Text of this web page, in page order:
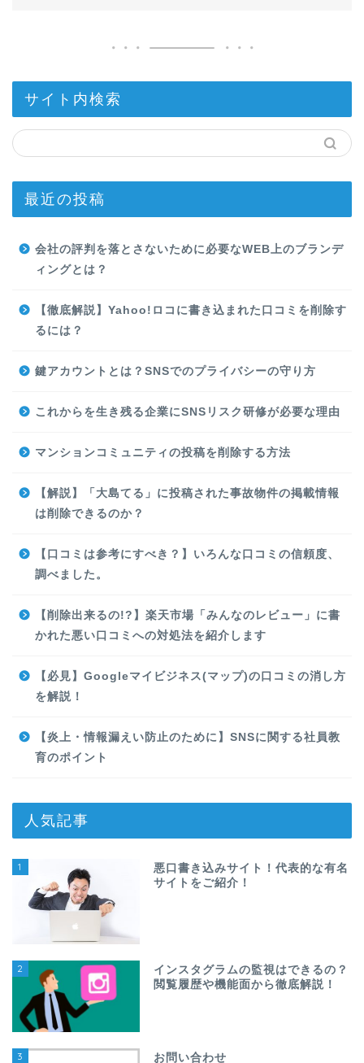
サイト内検索
最近の投稿
会社の評判を落とさないために必要なWEB上のブランデ
ィングとは？
【徹底解説】Yahoo!ロコに書き込まれた口コミを削除す
るには？
鍵アカウントとは？SNSでのプライバシーの守り方
これからを生き残る企業にSNSリスク研修が必要な理由
マンションコミュニティの投稿を削除する方法
【解説】「大島てる」に投稿された事故物件の掲載情報
は削除できるのか？
【口コミは参考にすべき？】いろんな口コミの信頼度、
調べました。
【削除出来るの!?】楽天市場「みんなのレビュー」に書
かれた悪い口コミへの対処法を紹介します
【必見】Googleマイビジネス(マップ)の口コミの消し方
を解説！
【炎上・情報漏えい防止のために】SNSに関する社員教
育のポイント
人気記事
1
悪口書き込みサイト！代表的な有名
サイトをご紹介！
2
インスタグラムの監視はできるの？
閲覧履歴や機能面から徹底解説！
3 お問い合わせ